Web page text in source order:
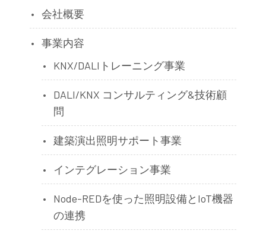
会社概要
事業内容
KNX/DALIトレーニング事業
DALI/KNX コンサルティング&技術顧
問
建築演出照明サポート事業
インテグレーション事業
Node-REDを使った照明設備とIoT機器
の連携